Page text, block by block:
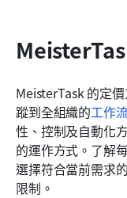
MeisterTask 的定
蹤到全組織的工作
性、控制及自動化
的運作方式。了解
選擇符合當前需求
限制。